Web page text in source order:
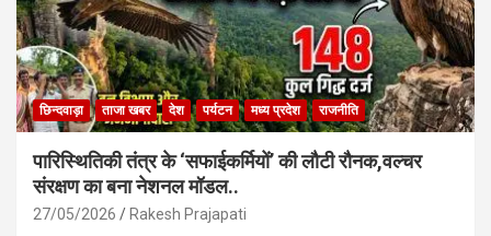
छिन्दवाड़ा ताजा खबर देश पर्यटन मध्य प्रदेश राजनीति
पारिस्थितिकी तंत्र के ‘सफाईकर्मियों’ की लौटी रौनक,वल्चर
संरक्षण का बना नेशनल मॉडल..
27/05/2026 Rakesh Prajapati